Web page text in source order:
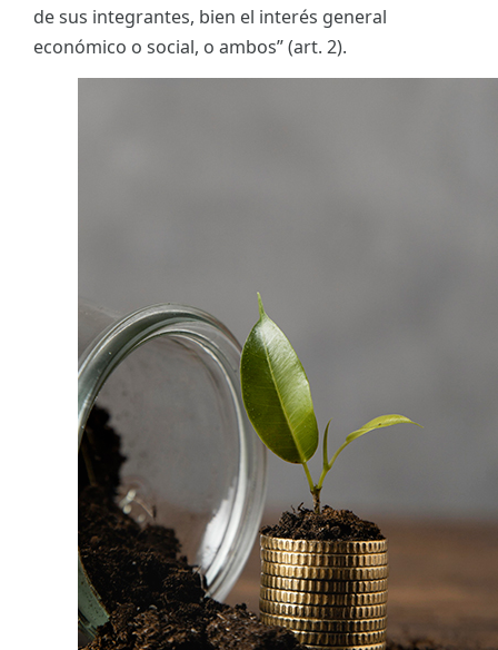
de sus integrantes, bien el interés general
económico o social, o ambos” (art. 2).